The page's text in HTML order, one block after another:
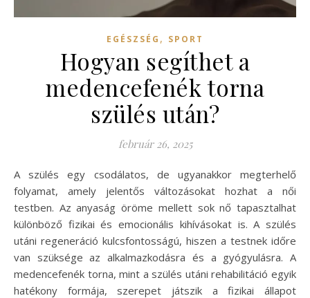
EGÉSZSÉG , SPORT
Hogyan segíthet a
medencefenék torna
szülés után?
február 26, 2025
A szülés egy csodálatos, de ugyanakkor megterhelő
folyamat, amely jelentős változásokat hozhat a női
testben. Az anyaság öröme mellett sok nő tapasztalhat
különböző fizikai és emocionális kihívásokat is. A szülés
utáni regeneráció kulcsfontosságú, hiszen a testnek időre
van szüksége az alkalmazkodásra és a gyógyulásra. A
medencefenék torna, mint a szülés utáni rehabilitáció egyik
hatékony formája, szerepet játszik a fizikai állapot